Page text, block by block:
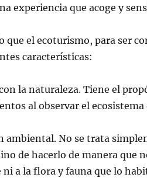
experiencia que acoge y
que el ecoturismo, para ser
características:
la naturaleza. Tiene el
al observar el ecosistema
ambiental. No se trata
de hacerlo de manera que
a la flora y fauna que lo